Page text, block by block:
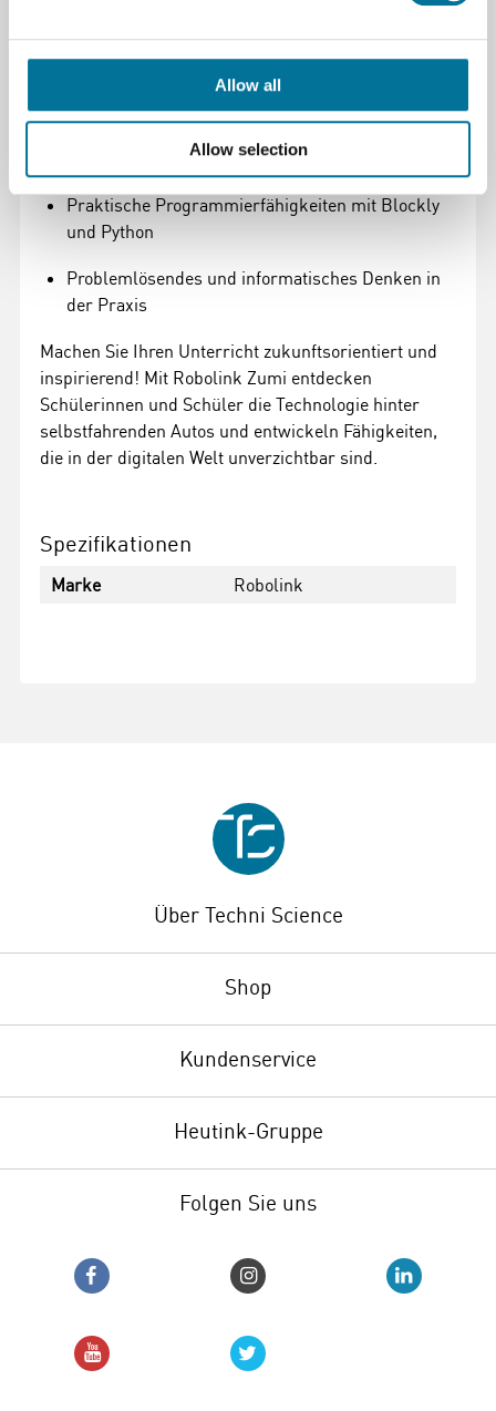
Allow all
Allow selection
Was lernen Schülerinnen und Schüler mit Zumi?
Die Grundlagen der Künstlichen Intelligenz und
des maschinellen Lernens
Entscheidungen treffen
Praktische Programmierfähigkeiten mit Blockly
und Python
Problemlösendes und informatisches Denken in
der Praxis
Machen Sie Ihren Unterricht zukunftsorientiert und
inspirierend! Mit Robolink Zumi entdecken
Schülerinnen und Schüler die Technologie hinter
selbstfahrenden Autos und entwickeln Fähigkeiten,
die in der digitalen Welt unverzichtbar sind.
Spezifikationen
Marke Robolink
Über Techni Science
Shop
Kundenservice
Heutink-Gruppe
Folgen Sie uns